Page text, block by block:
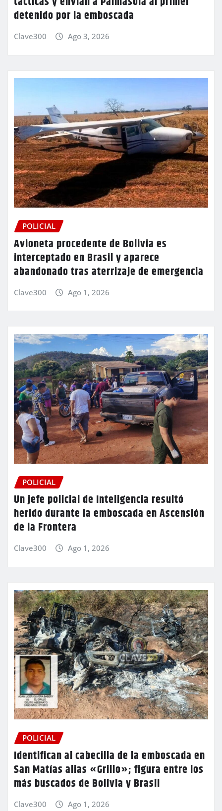
detenido por la emboscada
Clave300 Ago 3, 2026
POLICIAL
Avioneta procedente de Bolivia es
interceptado en Brasil y aparece
abandonado tras aterrizaje de emergencia
Clave300 Ago 1, 2026
POLICIAL
Un jefe policial de Inteligencia resultó
herido durante la emboscada en Ascensión
de la Frontera
Clave300 Ago 1, 2026
POLICIAL
Identifican al cabecilla de la emboscada en
San Matías alias «Grillo»; figura entre los
más buscados de Bolivia y Brasil
Clave300 Ago 1, 2026